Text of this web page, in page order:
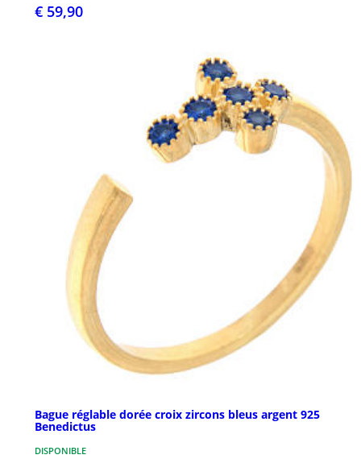
€ 59,90
Bague réglable dorée croix zircons bleus argent 925
Benedictus
DISPONIBLE